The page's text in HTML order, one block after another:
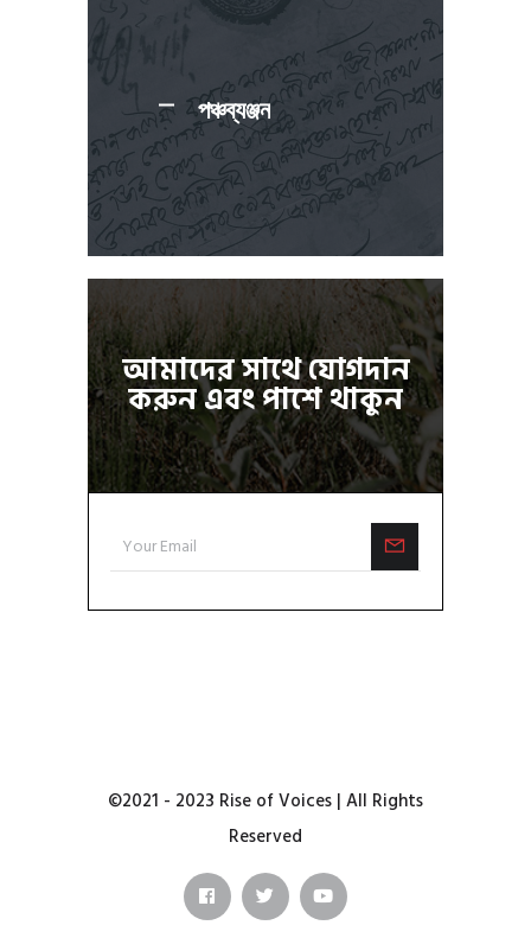
পঞ্চব্যঞ্জন
আমাদের সাথে যোগদান
করুন এবং পাশে থাকুন
©2021 - 2023 Rise of Voices | All Rights
Reserved